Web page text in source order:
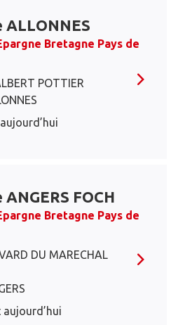
ALLONNES
Bretagne Pays de
POTTIER
FOCH
Bretagne Pays de
DU MARECHAL
aujourd’hui